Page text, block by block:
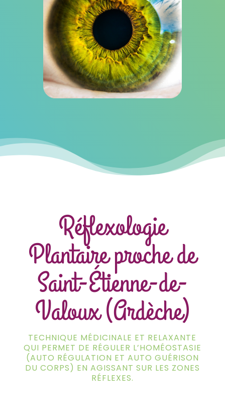
Réflexologie
Plantaire proche de
Saint-Étienne-de-
Valoux (Ardèche)
TECHNIQUE MÉDICINALE ET RELAXANTE
QUI PERMET DE RÉGULER L’HOMÉOSTASIE
(AUTO RÉGULATION ET AUTO GUÉRISON
DU CORPS) EN AGISSANT SUR LES ZONES
RÉFLEXES.